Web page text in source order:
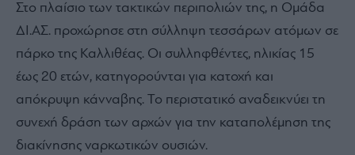
Στο πλαίσιο των τακτικών περιπολιών της, η Ομάδα
ΔΙ.ΑΣ. προχώρησε στη σύλληψη τεσσάρων ατόμων σε
πάρκο της Καλλιθέας. Οι συλληφθέντες, ηλικίας 15
έως 20 ετών, κατηγορούνται για κατοχή και
απόκρυψη κάνναβης. Το περιστατικό αναδεικνύει τη
συνεχή δράση των αρχών για την καταπολέμηση της
διακίνησης ναρκωτικών ουσιών.